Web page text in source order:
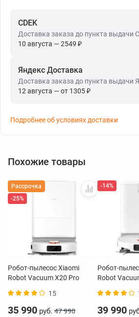
CDEK
Доставка заказа до пункта выдачи
10 августа — 2549 ₽
Яндекс Доставка
Доставка заказа до пункта выдачи
12 августа — от 1305 ₽
Подробнее об условиях доставки
Похожие товары
Рассрочка
-25%
Робот-пылесос Xiaomi
Robot Vacuum X20 Pro
15
35 990 руб. 47 990
-14%
Робот-
Robot
39 990